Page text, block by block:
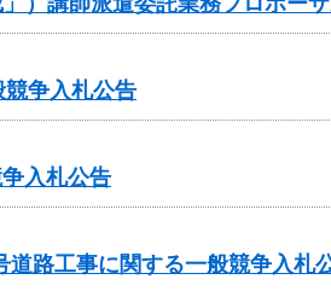
争入札公告
入札公告
路工事に関する一般競争入札